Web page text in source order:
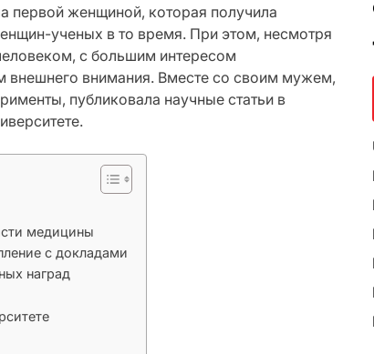
первой женщиной, которая получила
ученых в то время. При этом, несмотря
с большим интересом
внимания. Вместе со своим мужем,
публиковала научные статьи в
медицины
с докладами
наград